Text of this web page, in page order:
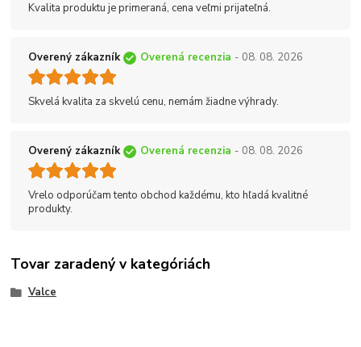
Kvalita produktu je primeraná, cena veľmi prijateľná.
Overený zákazník Overená recenzia - 08. 08. 2026
Skvelá kvalita za skvelú cenu, nemám žiadne výhrady.
Overený zákazník Overená recenzia - 08. 08. 2026
Vrelo odporúčam tento obchod každému, kto hľadá kvalitné
produkty.
Tovar zaradený v kategóriách
Valce